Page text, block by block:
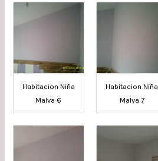
Habitacion Niña
Malva 6
Habitacion Niña
Malva 7